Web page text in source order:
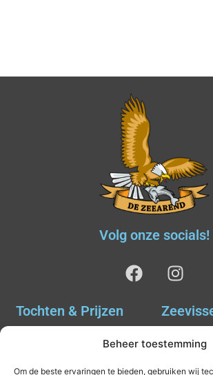
Beheer toestemming
Om de beste ervaringen te bieden, gebruiken wij
Volg onze socials!
Tochten & Prijzen
Tochten &